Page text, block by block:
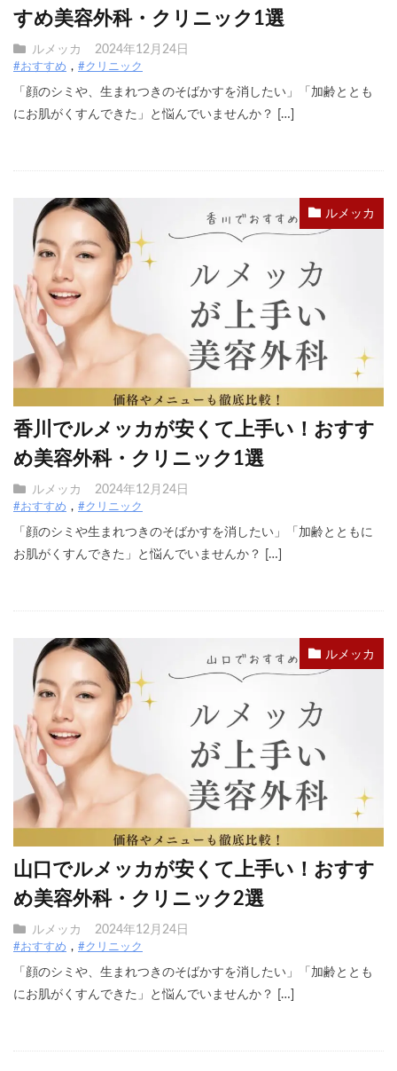
すめ美容外科・クリニック1選
ルメッカ 2024年12月24日
#おすすめ #クリニック
「顔のシミや、生まれつきのそばかすを消したい」「加齢ととも
にお肌がくすんできた」と悩んでいませんか？ […]
ルメッカ
香川でルメッカが安くて上手い！おすす
め美容外科・クリニック1選
ルメッカ 2024年12月24日
#おすすめ #クリニック
「顔のシミや生まれつきのそばかすを消したい」「加齢とともに
お肌がくすんできた」と悩んでいませんか？ […]
ルメッカ
山口でルメッカが安くて上手い！おすす
め美容外科・クリニック2選
ルメッカ 2024年12月24日
#おすすめ #クリニック
「顔のシミや、生まれつきのそばかすを消したい」「加齢ととも
にお肌がくすんできた」と悩んでいませんか？ […]